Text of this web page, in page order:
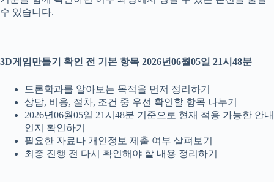
수 있습니다.
3D게임만들기 확인 전 기본 항목 2026년06월05일 21시48분
드론학과를 알아보는 목적을 먼저 정리하기
상담, 비용, 절차, 조건 중 우선 확인할 항목 나누기
2026년06월05일 21시48분 기준으로 현재 적용 가능한 안내
인지 확인하기
필요한 자료나 개인정보 제출 여부 살펴보기
최종 진행 전 다시 확인해야 할 내용 정리하기